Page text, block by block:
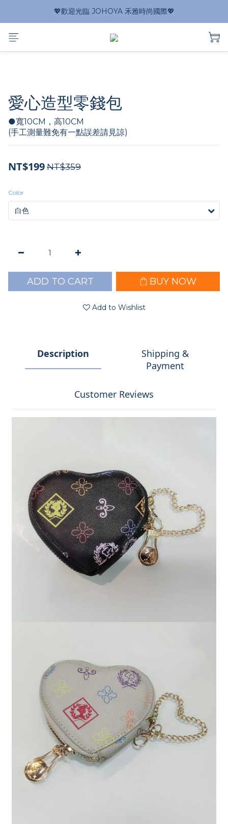
💖歡迎光臨 JOHOYA 禾雅時尚國際💖
愛心造型零錢包
●寬10CM，高10CM
(手工測量難免有一點誤差請見諒)
NT$199 NT$359
Color
ADD TO CART BUY NOW
Add to Wishlist
Description
Shipping &
Payment
Customer Reviews